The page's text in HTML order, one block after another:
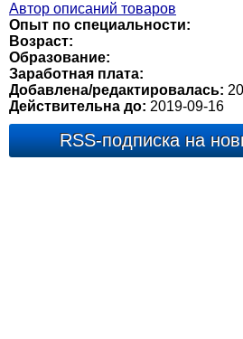
Автор описаний товаров
Опыт по специальности:
Возраст:
Образование:
Заработная плата:
Добавлена/редактировалась:
Действительна до: 2019-09-16
RSS-подписка на